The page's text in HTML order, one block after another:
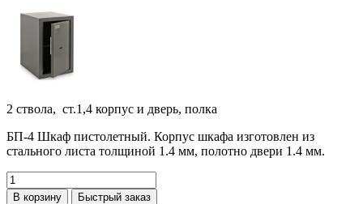
2 ствола, ст.1,4 корпус и дверь, полка
БП-4 Шкаф пистолетный. Корпус шкафа изготовлен из
стального листа толщиной 1.4 мм, полотно двери 1.4 мм.
В корзину Быстрый заказ